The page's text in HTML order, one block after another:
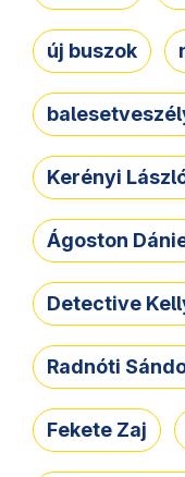
új buszok
Kerényi
Ágoston
Detective
Radnóti
Fekete Zaj